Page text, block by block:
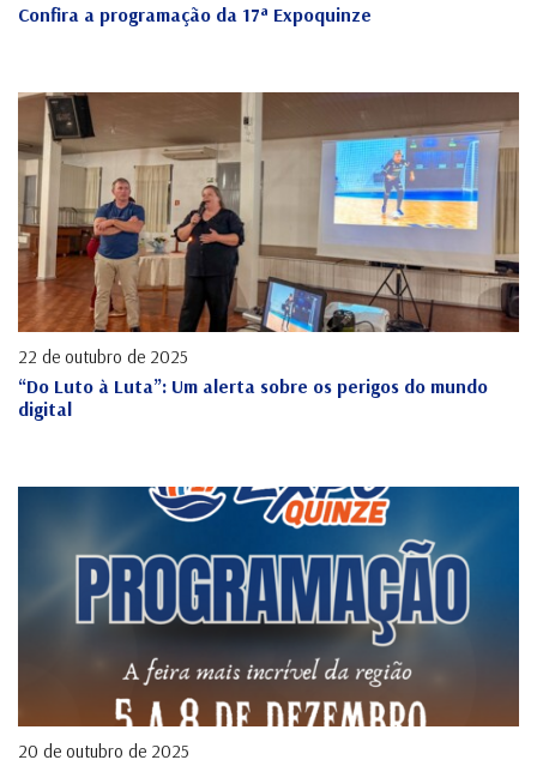
Confira a programação da 17ª Expoquinze
22 de outubro de 2025
“Do Luto à Luta”: Um alerta sobre os perigos do mundo
digital
20 de outubro de 2025